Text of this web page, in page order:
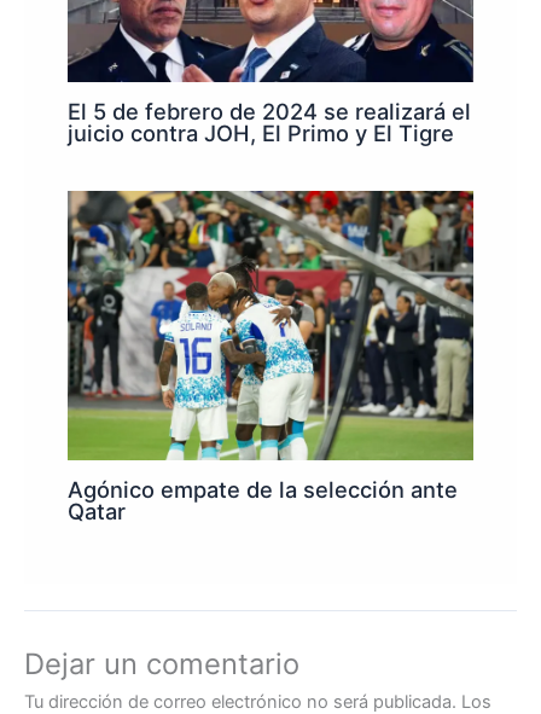
El 5 de febrero de 2024 se realizará el
juicio contra JOH, El Primo y El Tigre
Agónico empate de la selección ante
Qatar
Dejar un comentario
Tu dirección de correo electrónico no será publicada. Los